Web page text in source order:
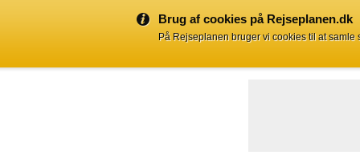
Brug af cookies på Rejseplanen.dk
På Rejseplanen bruger vi cookies til at